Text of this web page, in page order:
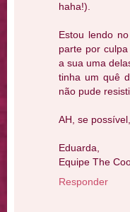
haha!).
Estou lendo
parte por
a sua uma
tinha um quê
não pude
AH, se
Eduarda,
Equipe The
Responder